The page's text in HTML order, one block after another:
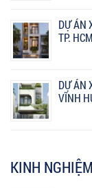
DỰ ÁN
TP. HCM
DỰ ÁN
VĨNH
KINH